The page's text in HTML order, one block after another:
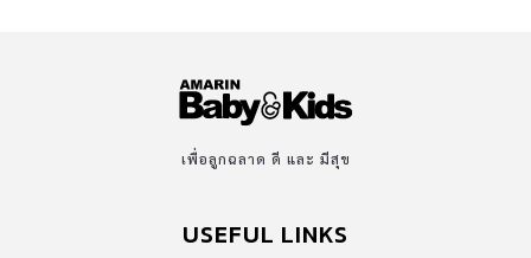
เพื่อลูกฉลาด ดี และ มีสุข
USEFUL LINKS